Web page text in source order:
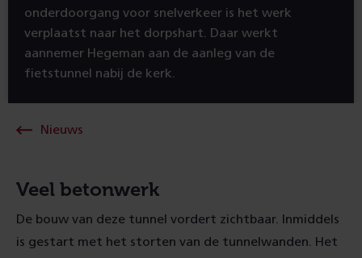
onderdoorgang voor snelverkeer is het werk
verplaatst naar het dorpshart. Daar werkt
aannemer Hegeman aan de aanleg van de
fietstunnel nabij de kerk.
Nieuws
Veel betonwerk
De bouw van deze tunnel vordert zichtbaar. Inmiddels
is gestart met het storten van de tunnelwanden. Het